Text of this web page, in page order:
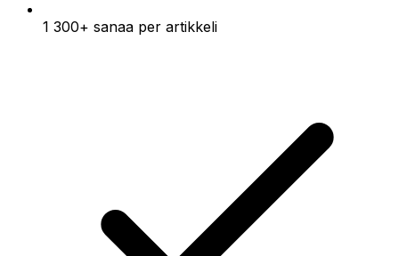
1 300+ sanaa per artikkeli